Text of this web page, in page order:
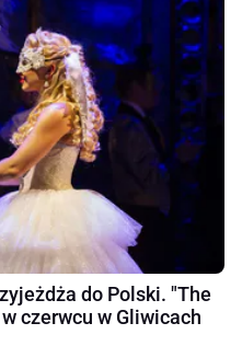
do Polski. "The
czerwcu w Gliwicach